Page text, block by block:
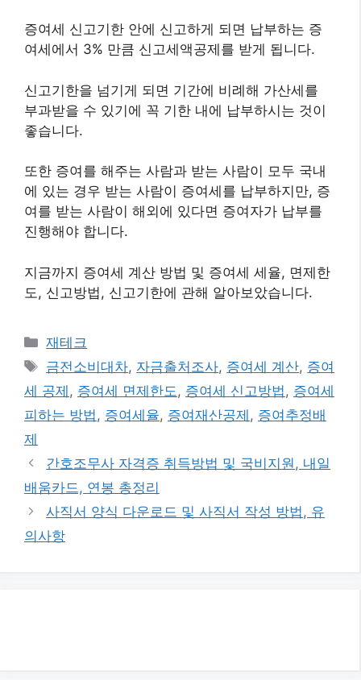
증여세 신고기한 안에 신고하게 되면 납부하는 증
여세에서 3% 만큼 신고세액공제를 받게 됩니다.
신고기한을 넘기게 되면 기간에 비례해 가산세를
부과받을 수 있기에 꼭 기한 내에 납부하시는 것이
좋습니다.
또한 증여를 해주는 사람과 받는 사람이 모두 국내
에 있는 경우 받는 사람이 증여세를 납부하지만, 증
여를 받는 사람이 해외에 있다면 증여자가 납부를
진행해야 합니다.
지금까지 증여세 계산 방법 및 증여세 세율, 면제한
도, 신고방법, 신고기한에 관해 알아보았습니다.
카
테
고
리
재테크
태
그
금전소비대차, 자금출처조사, 증여세 계산, 증여
세 공제 , 증여세 면제한도 , 증여세 신고방법 , 증여세
피하는 방법 , 증여세율, 증여재산공제 , 증여추정배
제
간호조무사 자격증 취득방법 및 국비지원, 내일
배움카드, 연봉 총정리
사직서 양식 다운로드 및 사직서 작성 방법, 유
의사항